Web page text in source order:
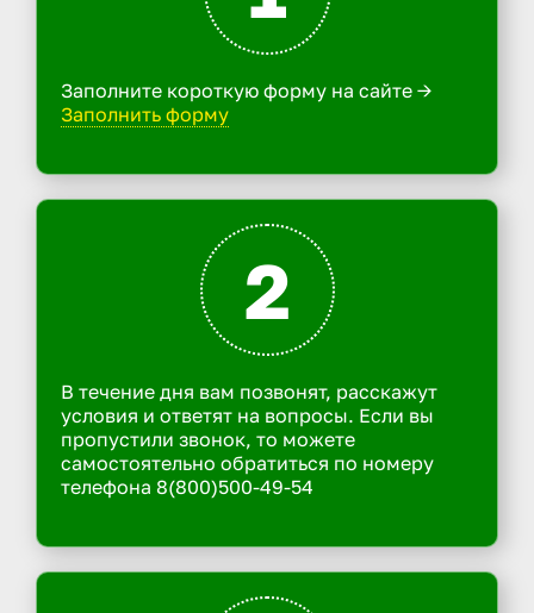
Заполните короткую форму на сайте ->
Заполнить форму
2
В течение дня вам позвонят, расскажут
условия и ответят на вопросы. Если вы
пропустили звонок, то можете
самостоятельно обратиться по номеру
телефона 8(800)500-49-54